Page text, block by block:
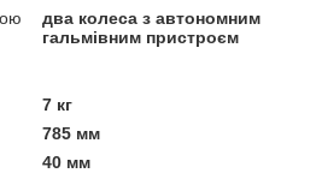
два колеса з автономним
гальмівним пристроєм
7 кг
785 мм
40 мм